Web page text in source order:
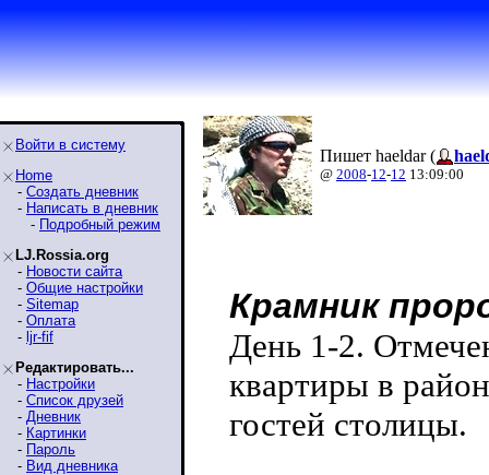
Войти в систему
Home
- Создать дневник
- Написать в дневник
- Подробный режим
LJ.Rossia.org
- Новости сайта
- Общие настройки
- Sitemap
- Оплата
- ljr-fif
Редактировать...
- Настройки
- Список друзей
- Дневник
- Картинки
- Пароль
- Вид дневника
Пишет haeldar (
@ 2008-12-12 13:09:00
Крамник
День 1-2.
квартиры в
гостей столицы.